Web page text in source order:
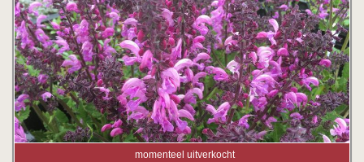
momenteel uitverkocht